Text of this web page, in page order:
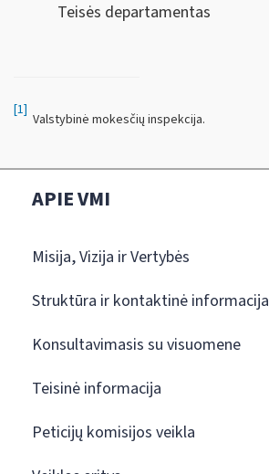
Teisės departamentas
[1]
Valstybinė mokesčių inspekcija.
APIE VMI
Misija, Vizija ir Vertybės
Struktūra ir kontaktinė informacija
Konsultavimasis su visuomene
Teisinė informacija
Peticijų komisijos veikla